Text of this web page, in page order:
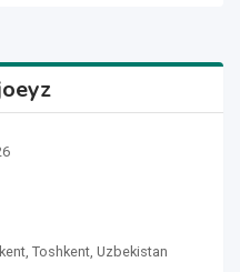
Toshkent, Uzbekistan